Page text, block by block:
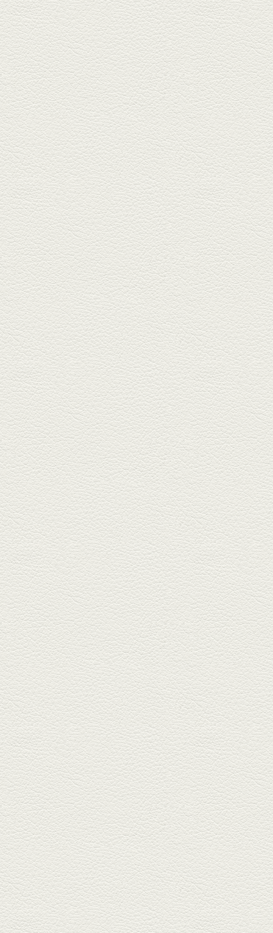
2026年1月30日放送
焼き餃子＆海老チリ
栄通りの路地奥、隠れ家的な店
『富富飯店 新市街酒家』へ。２
階に...
2026年1月9日放送
酢だこ＆焼ぎょうざ
健軍で人吉の有名店のぎょうざ
を！『松龍軒健軍店』で、味わ
いの刻...
2025年12月19日放送
おばんざい三種盛＆麻婆
豆腐
東区月出『中華酒場アガレヤ』
は、スパイスが効いた一味違う
中華が...
2025年11月28日放送
ごま鯛＆牛すじ大根
名店揃いの並木坂ドルハウスビ
ルに今年生まれた新たな名店、
『家庭...
2025年11月7日放送
贅沢馬刺し盛合せ＆極上
馬肉しゃぶしゃぶ
籠町通り『熊本郷土料理 酒ト肴
もなか』で熊本県産の馬肉料理
を！...
2025年10月17日放送
ヒレ焼き＆牛ひれ肉汁カ
レー
武蔵小路で人気の『ヒレ肉じゅ
んちゃん』へ。『銀ハイ』で乾
杯！ブ...
2025年9月26日放送
フォンダンエッグ＆二郎
系にんにくパスタ
北区麻生田の人気店『多酒多菜
満月』へ。『しろ』水割で乾
杯！出...
2025年9月5日放送
あくまのポテサラ＆変わ
り天ぷら盛り合わせ
武蔵小路の「たぬきと銀杏」で
自慢の「変わり天ぷら」を
「KAORU」...
2025年8月15日放送
お刺身盛り合わせ＆干物
盛りの七輪焼き
酒場通りの「食楽みかげ」は、
オーナーこだわりの魚料理が味
わえ...
2025年7月25日放送
朝ごはんプレート＆かん
ぱちのカマ(塩焼き)
並木坂では珍しい朝ごはんの店
「コルハコ」で昼飲みの刻。
「銀し...
2025年7月4日放送
生姜香る鮭とイクラの土
鍋ご飯 など
銀杏中通りにこの春オープンし
た「創作ダイニング真」へ。暑
い夏...
2025年6月13日放送
ﾊﾓの季節野菜あんかけ＆
どんぐりﾎﾟｰｸ西京焼き
西銀座通り、若き和の料理人の
名店「旬味こさか」で夏の味を